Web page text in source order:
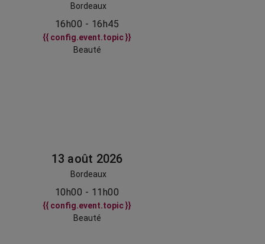
Bordeaux
16h00 - 16h45
{{ config.event.topic }}
Beauté
13 août 2026
Bordeaux
10h00 - 11h00
{{ config.event.topic }}
Beauté